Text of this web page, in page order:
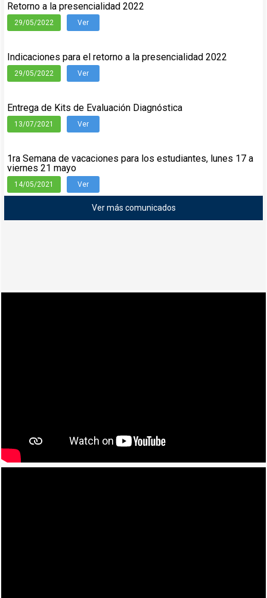
Retorno a la presencialidad 2022
29/05/2022 Ver
Indicaciones para el retorno a la presencialidad 2022
29/05/2022 Ver
Entrega de Kits de Evaluación Diagnóstica
13/07/2021 Ver
1ra Semana de vacaciones para los estudiantes, lunes 17 a
viernes 21 mayo
14/05/2021 Ver
Ver más comunicados